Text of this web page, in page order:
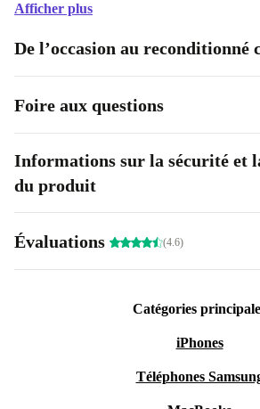
Afficher plus
De l’occasion au reconditionné
Foire aux questions
Informations sur la sécurité et
du produit
Évaluations (4.6)
Catégories
iPhones
Téléphones